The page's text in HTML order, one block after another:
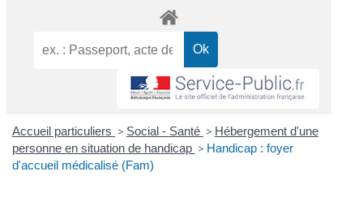
Accueil particuliers > Social - Santé > Hébergement d'une
personne en situation de handicap > Handicap : foyer
d'accueil médicalisé (Fam)